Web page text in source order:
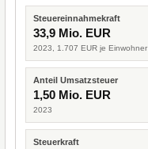
Steuereinnahmekraft
33,9 Mio. EUR
2023, 1.707 EUR je Einwohner
Anteil Umsatzsteuer
1,50 Mio. EUR
2023
Steuerkraft